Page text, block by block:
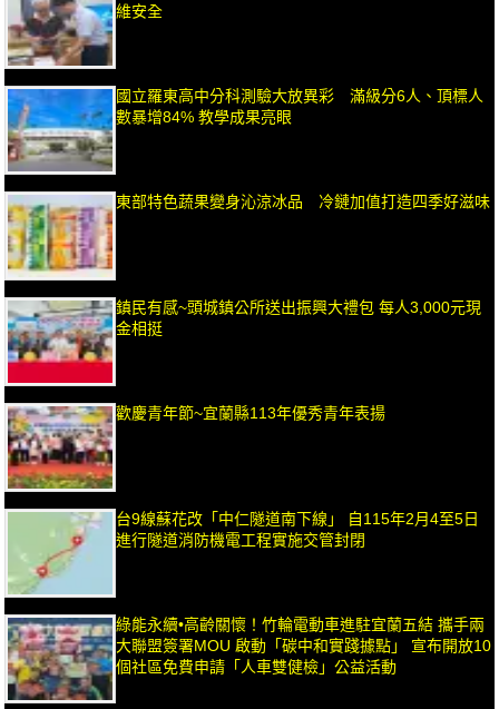
維安全
國立羅東高中分科測驗大放異彩 滿級分6人、頂標人
數暴增84% 教學成果亮眼
東部特色蔬果變身沁涼冰品 冷鏈加值打造四季好滋味
鎮民有感~頭城鎮公所送出振興大禮包 每人3,000元現
金相挺
歡慶青年節~宜蘭縣113年優秀青年表揚
台9線蘇花改「中仁隧道南下線」 自115年2月4至5日
進行隧道消防機電工程實施交管封閉
綠能永續•高齡關懷！竹輪電動車進駐宜蘭五結 攜手兩
大聯盟簽署MOU 啟動「碳中和實踐據點」 宣布開放10
個社區免費申請「人車雙健檢」公益活動